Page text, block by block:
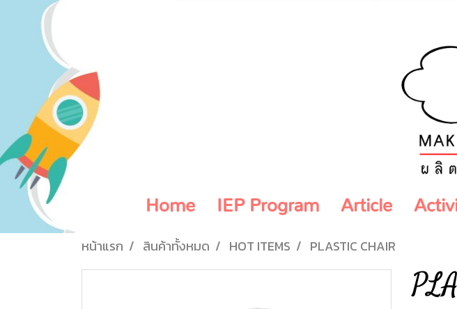
Home IEP Program Article
หน้าแรก สินค้าทั้งหมด HOT ITEMS PLASTIC CHAIR